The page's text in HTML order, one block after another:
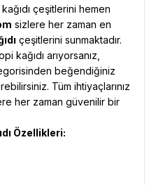
çeşitlerini hemen
sizlere her zaman en
çeşitlerini sunmaktadır.
kağıdı arıyorsanız,
beğendiğiniz
Tüm ihtiyaçlarınız
her zaman güvenilir bir
Özellikleri: